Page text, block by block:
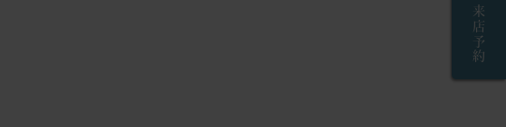
来店予約